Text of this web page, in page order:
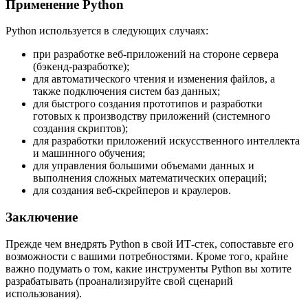
Применение Python
Python используется в следующих случаях:
при разработке веб-приложений на стороне сервера
(бэкенд-разработке);
для автоматического чтения и изменения файлов, а
также подключения систем баз данных;
для быстрого создания прототипов и разработки
готовых к производству приложений (системного
создания скриптов);
для разработки приложений искусственного интеллекта
и машинного обучения;
для управления большими объемами данных и
выполнения сложных математических операций;
для создания веб-скрейперов и краулеров.
Заключение
Прежде чем внедрять Python в свой ИТ-стек, сопоставьте его
возможности с вашими потребностями. Кроме того, крайне
важно подумать о том, какие инструменты Python вы хотите
разрабатывать (проанализируйте свой сценарий
использования).